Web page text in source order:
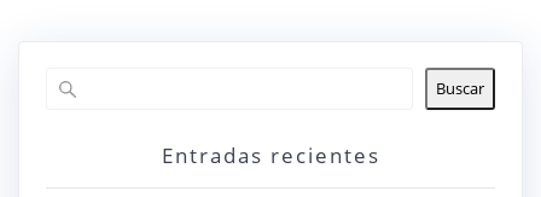
Buscar
Entradas recientes